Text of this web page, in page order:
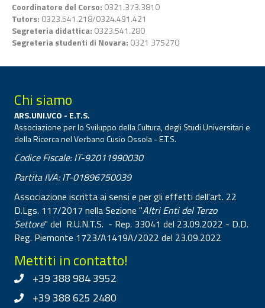
Coordinatore del Corso: 0321.373.3810
Tutors: 0323.541.218/0324.491.421
Segreteria didattica: 0323.541.280
Segreteria studenti di Novara: 0321 375270
Chi siamo
ARS.UNI.VCO - E.T.S.
Associazione per lo Sviluppo della Cultura, degli Studi Universitari e
della Ricerca nel Verbano Cusio Ossola - E.T.S.
Codice Fiscale: IT-92011990030
Partita IVA: IT-01896750039
Associazione iscritta ai sensi e per gli effetti dell'art. 22
D.Lgs. 117/2017 nella Sezione "Altri Enti del Terzo
Settore" del R.U.N.T.S. - Rep. 33041 del 23.09.2022 - D.D.
Reg. Piemonte 1723/A1419A/2022 del 23.09.2022
Mettiti in contatto!
+39 388 984 3952
+39 388 625 2480